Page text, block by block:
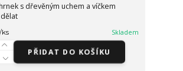
s dřevěným uchem a víčkem
/ks Skladem
PŘIDAT DO KOŠÍKU